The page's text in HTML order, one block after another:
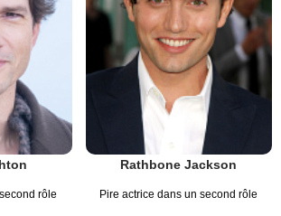
Rathbone Jackson
rôle Pire actrice dans un second rôle